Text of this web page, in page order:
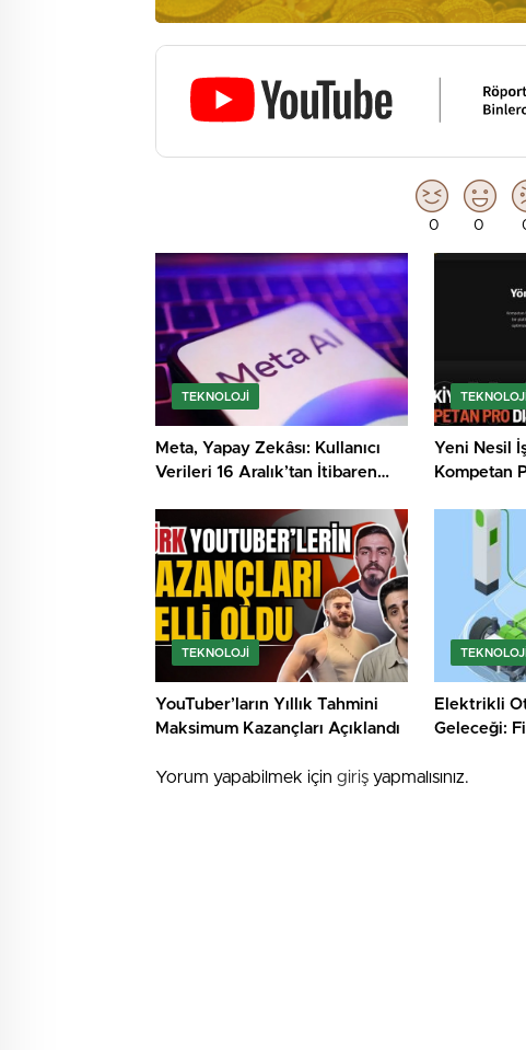
0 0
TEKNOLOJI
Meta, Yapay Zekâsı: Kullanıcı
Verileri 16 Aralık’tan İtibaren
TEKNOLOJI
Yeni Nesil
Kompetan
TEKNOLOJI
YouTuber’ların Yıllık Tahmini
Maksimum Kazançları Açıklandı
TEKNOLOJI
Elektrikli
Geleceği:
Yorum yapabilmek için giriş yapmalısınız.